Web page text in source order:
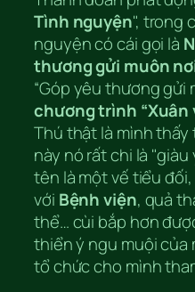
Tình nguyện", trong
nguyện có cái gọi là
thương gửi muôn
“Góp yêu thương gửi
chương trình “Xuân
Thú thật là mình
này nó rất chi là
tên là một vế tiểu
với Bệnh viện, quả
thể… cùi bắp hơn
thiển ý ngu muội của
tổ chức cho mình